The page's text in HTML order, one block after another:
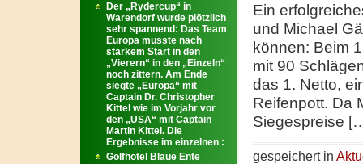
Ein
und Michael
können: Beim
mit 90
das 1. Netto,
Reifenpott. Da
Siegespreise
gespeichert in
Der „Rydercup“ in
Warendorf wurde plötzlich
sehr spannend: Das Team
Europa musste nach
starkem Start in den
„Vierern“ in den „Einzeln“
noch zittern. Am Ende
siegte „Europa“ mit
Captain Dr. Christopher
Kittel wie im Vorjahr vor
den „USA“ mit Captain
Martin Kittel. Die
Ergebnisse im einzelnen :
Golfhotel Blaue Ente